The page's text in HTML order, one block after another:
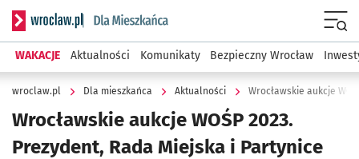
Serwis informacyjny wroclaw.pl podserwis: Dla mieszkańca
WAKACJE Aktualności Komunikaty Bezpieczny Wrocław
wroclaw.pl Dla mieszkańca Aktualności
Wrocławskie aukcje WOŚP 2023.
Prezydent, Rada Miejska i Partynice